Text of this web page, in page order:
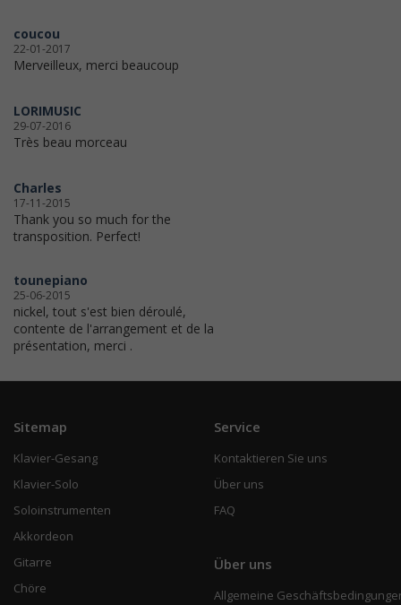
coucou
22-01-2017
Merveilleux, merci beaucoup
LORIMUSIC
29-07-2016
Très beau morceau
Charles
17-11-2015
Thank you so much for the
transposition. Perfect!
tounepiano
25-06-2015
nickel, tout s'est bien déroulé,
contente de l'arrangement et de la
présentation, merci .
Sitemap
Klavier-Gesang
Klavier-Solo
Soloinstrumenten
Akkordeon
Gitarre
Chöre
Service
Kontaktieren Sie uns
Über uns
FAQ
Über uns
Allgemeine